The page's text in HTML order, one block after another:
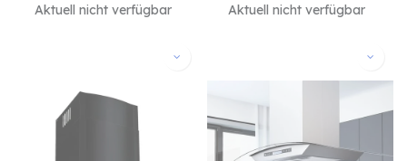
Aktuell nicht verfügbar Aktuell nicht verfügbar